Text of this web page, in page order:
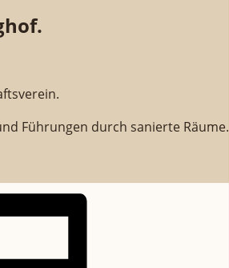
Führungen durch sanierte Räume.